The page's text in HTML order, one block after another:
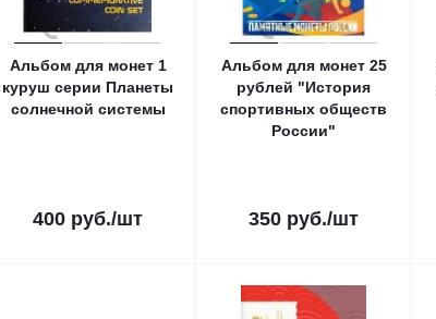
Альбом для монет 1
куруш серии Планеты
солнечной системы
400 руб./шт
Альбом для монет 25
рублей "История
спортивных обществ
России"
350 руб./шт